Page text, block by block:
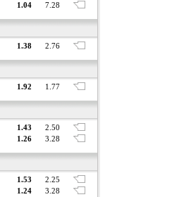
1.04 7.28
1.38 2.76
1.92 1.77
1.43 2.50
1.26 3.28
1.53 2.25
1.24 3.28